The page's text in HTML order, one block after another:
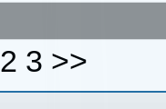
2 3 >>